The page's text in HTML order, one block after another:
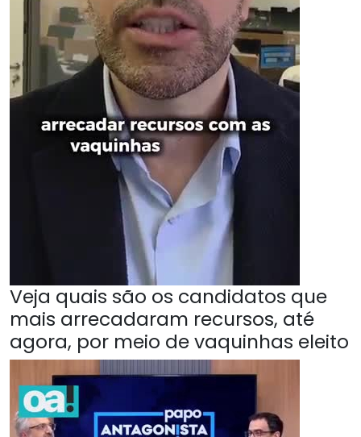
Veja quais são os candidatos que
mais arrecadaram recursos, até
agora, por meio de vaquinhas eleito